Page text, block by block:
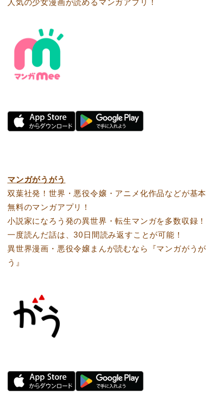
人気の少女漫画が読めるマンガアプリ！
マンガがうがう
双葉社発！世界・悪役令嬢・アニメ化作品などが基本
無料のマンガアプリ！
小説家になろう発の異世界・転生マンガを多数収録！
一度読んだ話は、30日間読み返すことが可能！
異世界漫画・悪役令嬢まんが読むなら『マンガがうが
う』